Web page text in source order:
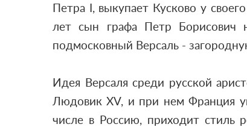
Петра I, выкупает Кусково у
лет сын графа Петр Борисович
подмосковный Версаль -
Идея Версаля среди русской
Людовик XV, и при нем Франция
числе в Россию, приходит стиль